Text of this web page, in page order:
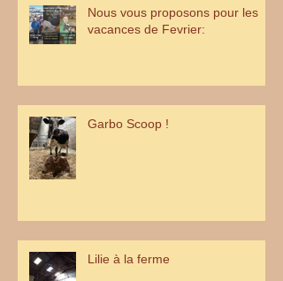
Nous vous proposons pour les
vacances de Fevrier:
Garbo Scoop !
Lilie à la ferme